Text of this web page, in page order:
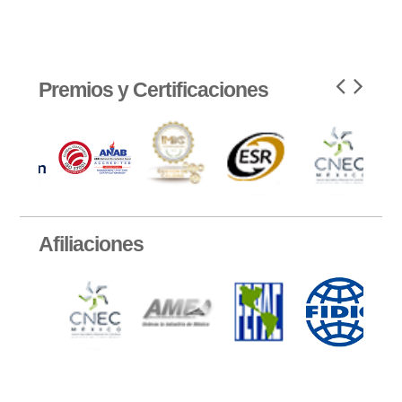
Premios y Certificaciones
Afiliaciones